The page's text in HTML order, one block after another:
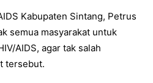
Kabupaten Sintang, Petrus
semua masyarakat untuk
AIDS, agar tak salah
tersebut.